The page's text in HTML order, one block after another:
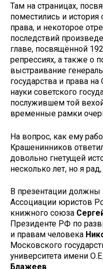
Там на страницах,
поместились и
права, и некоторое
последствий
главе, посвящённой
репрессиях, а также о
выстраивание
государства и права
науки советского
послужившем той
временные рамки
На вопрос, как ему
Крашенинников
довольно гнетущей
несколько лет, но я
В презентации должны
Ассоциации юристов
книжного союза
Президенте РФ по
и правам человека
Московского
университета имени
Блажеев.